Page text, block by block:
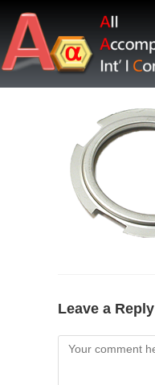
Leave a Reply